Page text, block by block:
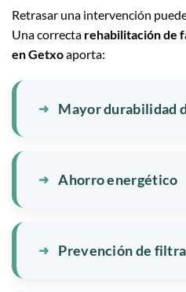
Retrasar una intervención
Una correcta rehabilitación de
en Getxoaporta:
Mayor durabilidad
Ahorro energético
Prevención de